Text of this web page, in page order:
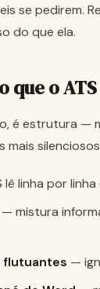
se pedirem.
do que ela.
que o
é estrutura —
mais
lê linha por
— mistura
flutuantes —